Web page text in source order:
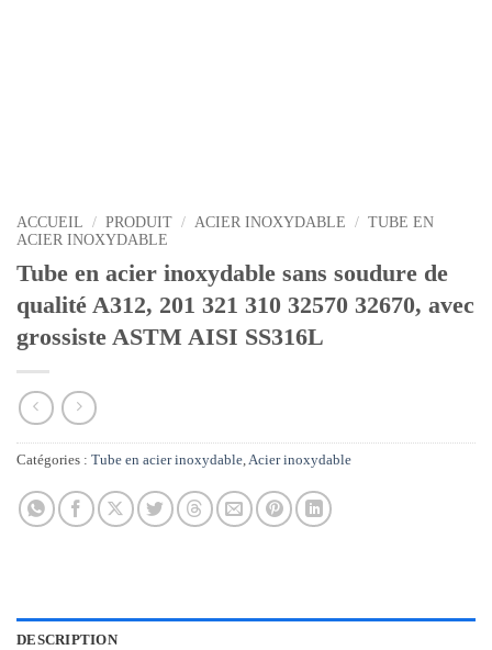
ACCUEIL / PRODUIT / ACIER INOXYDABLE / TUBE EN
ACIER INOXYDABLE
Tube en acier inoxydable sans soudure de
qualité A312, 201 321 310 32570 32670, avec
grossiste ASTM AISI SS316L
Catégories : Tube en acier inoxydable,Acier inoxydable
DESCRIPTION